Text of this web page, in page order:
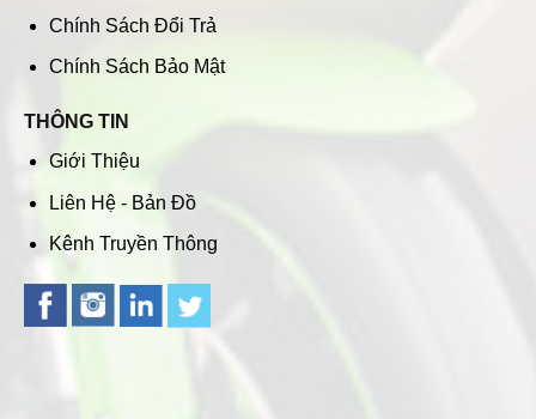
Chính Sách Đổi Trả
Chính Sách Bảo Mật
THÔNG TIN
Giới Thiệu
Liên Hệ - Bản Đồ
Kênh Truyền Thông